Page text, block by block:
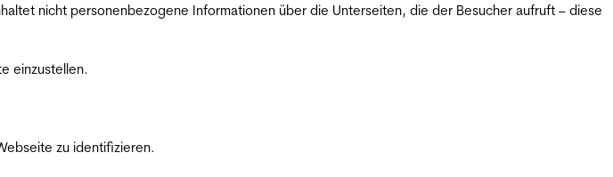
nicht personenbezogene Informationen über die Unterseiten, die der Besucher aufruft – diese
einzustellen.
zu identifizieren.